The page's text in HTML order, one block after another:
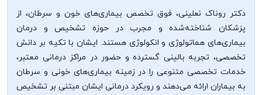
دکتر روناک نعلینی، فوق تخصص بیماری‌های خون و سرطان، از
پزشکان شناخته‌شده و مجرب در حوزه تشخیص و درمان
بیماری‌های هماتولوژی و انکولوژی هستند. ایشان با تکیه بر دانش
تخصصی، تجربه بالینی گسترده و حضور در مراکز درمانی معتبر،
خدمات تخصصی متنوعی را در زمینه بیماری‌های خونی و سرطان
به بیماران ارائه می‌دهند و رویکرد درمانی ایشان مبتنی بر تشخیص